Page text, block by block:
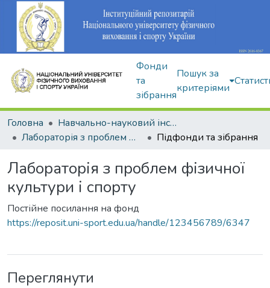
Фонди
та
зібрання
Пошук за
критеріями
Головна
Навчально-науковий інститут здоров'я, реабілітації та фізичного виховання
Лабораторія з проблем фізичної культури і спорту
Підфонди та зібрання
Лабораторія з проблем фізичної
культури і спорту
Постійне посилання на фонд
https://reposit.uni-sport.edu.ua/handle/123456789/6347
Переглянути